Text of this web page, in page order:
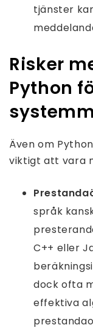
tjänster
Risker
Python
Även om
viktigt att vara
språk
C++ eller
dock ofta
effektiva